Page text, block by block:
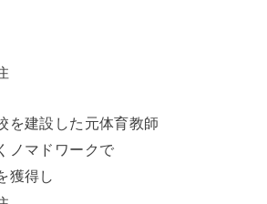
を建設した元体育教師
ノマドワークで
獲得し